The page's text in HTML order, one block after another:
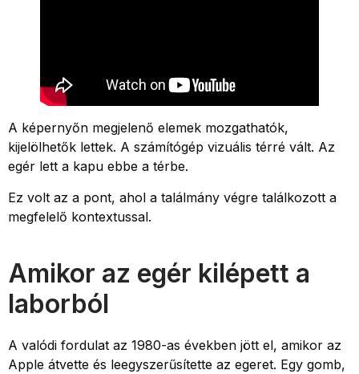
A képernyőn megjelenő elemek mozgathatók,
kijelölhetők lettek. A számítógép vizuális térré vált. Az
egér lett a kapu ebbe a térbe.
Ez volt az a pont, ahol a találmány végre találkozott a
megfelelő kontextussal.
Amikor az egér kilépett a
laborból
A valódi fordulat az 1980-as években jött el, amikor az
Apple átvette és leegyszerűsítette az egeret. Egy gomb,